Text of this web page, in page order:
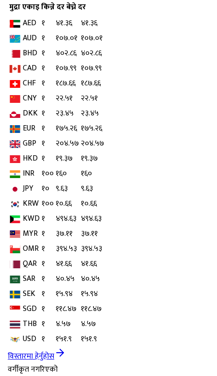
मुद्राएकाइकिन्ने दरबेच्ने दर
AED १ ४१.३६
४१.३६
AUD १ १०७.०१ १०७.०१
BHD १ ४०२.८६ ४०२.८६
CAD १ १०७.९९ १०७.९९
CHF १ १८७.६६ १८७.६६
CNY १ २२.५१
२२.५१
DKK १ २३.४५
२३.४५
EUR १ १७५.२६ १७५.२६
GBP १ २०४.५७ २०४.५७
HKD १ १९.३७
१९.३७
INR १००१६०
१६०
JPY
१० ९.६३
९.६३
KRW १००१०.६६
१०.६६
KWD१ ४९४.६३ ४९४.६३
MYR १ ३७.११
३७.११
OMR १ ३९४.५३ ३९४.५३
QAR १ ४१.६६
४१.६६
SAR १ ४०.४५ ४०.४५
SEK १ १५.९४
१५.९४
SGD १ ११८.४७ ११८.४७
THB १ ४.५७
४.५७
USD १ १५१.९
१५१.९
विस्तारमा हेर्नुहोस
वर्गीकृत नगरिएको